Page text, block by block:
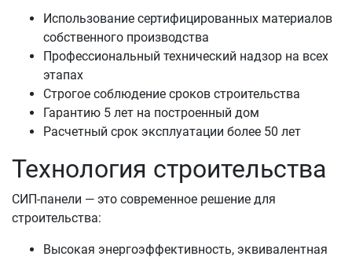
Использование сертифицированных материалов
собственного производства
Профессиональный технический надзор на всех
этапах
Строгое соблюдение сроков строительства
Гарантию 5 лет на построенный дом
Расчетный срок эксплуатации более 50 лет
Технология строительства
СИП-панели — это современное решение для
строительства:
Высокая энергоэффективность, эквивалентная